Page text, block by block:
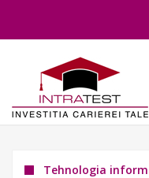
Tehnologia